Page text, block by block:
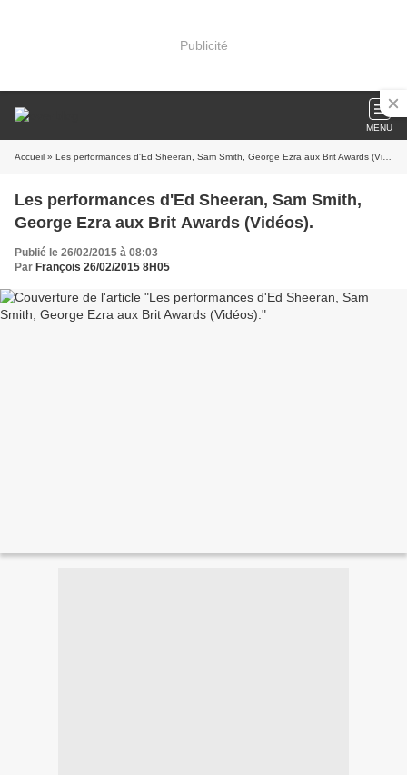
Publicité
MENU
Accueil » Les performances d'Ed Sheeran, Sam Smith, George Ezra aux Brit Awards (Vidéos).
Les performances d'Ed Sheeran, Sam Smith,
George Ezra aux Brit Awards (Vidéos).
Publié le 26/02/2015 à 08:03
Par François 26/02/2015 8H05